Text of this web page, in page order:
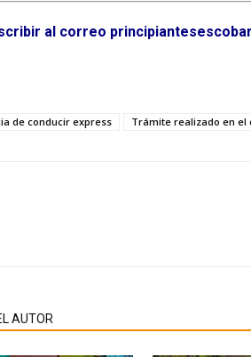
al correo
de conducir express Trámite realizado en el
AUTOR